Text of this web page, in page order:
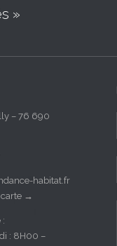
»
– 76 690
habitat.fr
→
:
: 8H00 –